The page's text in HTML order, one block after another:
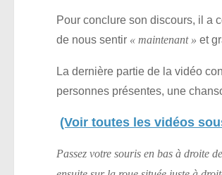
Pour conclure son discours, il a
de nous sentir « maintenant » et
La dernière partie de la vidéo
personnes présentes, une
(Voir toutes les vidéos
Passez votre souris en bas à droite